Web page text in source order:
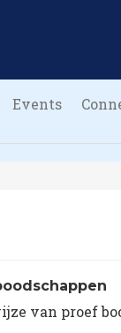
Events
van proef